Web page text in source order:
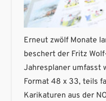
Erneut zwölf Monate
beschert der Fritz
Jahresplaner umfasst
Format 48 x 33, teils
Karikaturen aus der